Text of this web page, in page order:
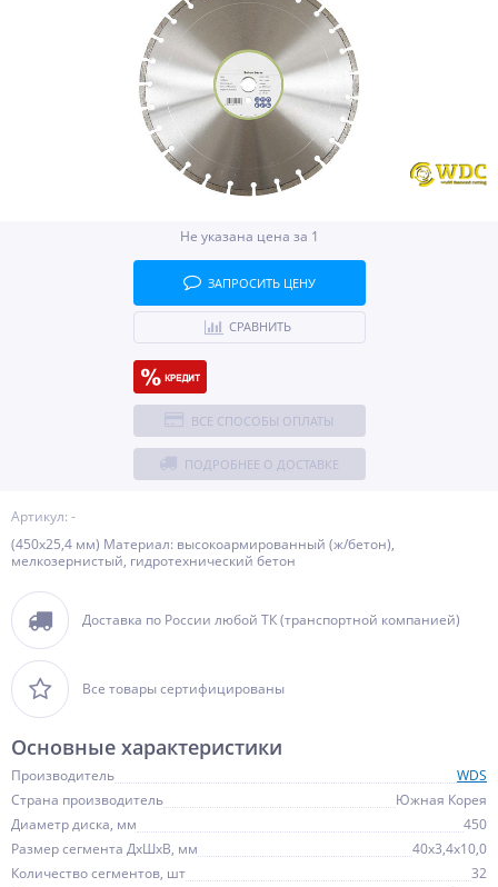
Артикул: -
(450х25,4 мм) Материал: высокоармированный (ж/бетон),
мелкозернистый, гидротехнический бетон
Доставка по России любой ТК (транспортной компанией)
Все товары сертифицированы
Не указана цена за 1
ЗАПРОСИТЬ ЦЕНУ
СРАВНИТЬ
ВСЕ СПОСОБЫ ОПЛАТЫ
ПОДРОБНЕЕ О ДОСТАВКЕ
Основные характеристики
Производитель
WDS
Страна производитель
Южная Корея
Диаметр диска, мм
450
Размер сегмента ДхШхВ, мм
40х3,4х10,0
Количество сегментов, шт
32